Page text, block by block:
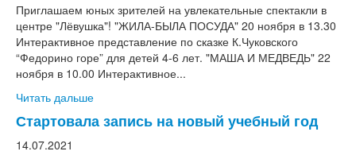
Приглашаем юных зрителей на увлекательные спектакли в
центре "Лёвушка"! "ЖИЛА-БЫЛА ПОСУДА" 20 ноября в 13.30
Интерактивное представление по сказке К.Чуковского
“Федорино горе” для детей 4-6 лет. "МАША И МЕДВЕДЬ" 22
ноября в 10.00 Интерактивное...
Читать дальше
Стартовала запись на новый учебный год
14.07.2021